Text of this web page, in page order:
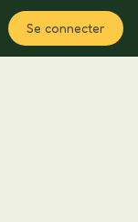
Se connecter